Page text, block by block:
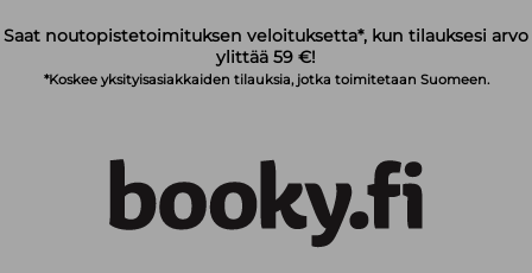
Saat noutopistetoimituksen veloituksetta*, kun tilauksesi arvo
ylittää 59 €!
*Koskee yksityisasiakkaiden tilauksia, jotka toimitetaan Suomeen.